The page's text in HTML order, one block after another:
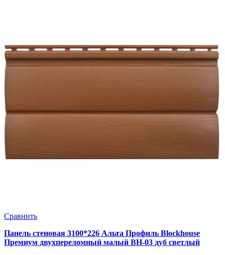
Сравнить
Панель стеновая 3100*226 Альта Профиль Blockhouse
Премиум двухпереломный малый ВН-03 дуб светлый